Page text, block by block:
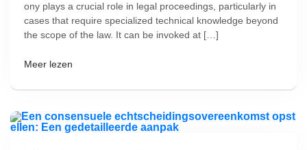
ony plays a crucial role in legal proceedings, particularly in
cases that require specialized technical knowledge beyond
the scope of the law. It can be invoked at […]
Meer lezen